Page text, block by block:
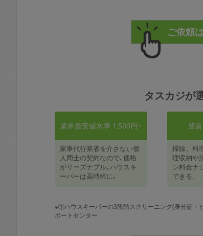
タスカジが
業界最安値水準 1,500円~
家事代行業者を介さない個
人同士の契約なので､価格
がリーズナブル｡ハウスキ
ーパーは高時給に｡
豊
掃除、料
理収納や
ン料金ナ
できる。
※①ハウスキーパーの3段階スクリーニング(身分証
ポートセンター